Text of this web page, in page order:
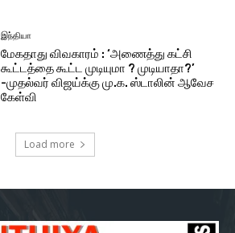
இந்தியா
மேகதாது விவகாரம் : ‘அணைத்து கட்சி
கூட்டத்தை கூட்ட முடியுமா ? முடியாதா?’
-முதல்வர் விஜய்க்கு மு.க. ஸ்டாலின் ஆவேச
கேள்வி
Load more